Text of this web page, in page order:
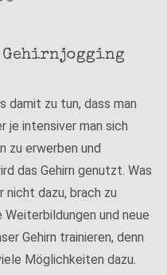
damit zu tun, dass man
je intensiver man sich
zu erwerben und
das Gehirn genutzt. Was
dazu, brach zu
Weiterbildungen und neue
Gehirn trainieren, denn
Möglichkeiten dazu.